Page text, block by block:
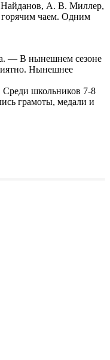
Найданов, А. В. Миллер,
горячим чаем. Одним
— В нынешнем сезоне
Нынешнее
Среди школьников 7-8
грамоты, медали и